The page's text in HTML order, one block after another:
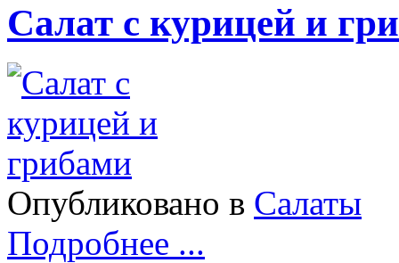
Салат с курицей и
Опубликовано в Салаты
Подробнее ...